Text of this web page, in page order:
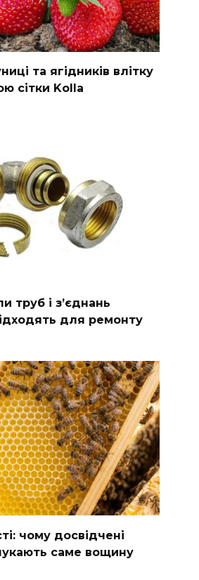
та ягідників влітку
сітки Kolla
труб і з’єднань
для ремонту
чому досвідчені
саме вощину